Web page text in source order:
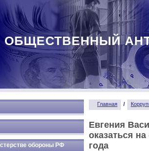
ОБЩЕСТВЕННЫЙ
обороны РФ
Главная /
Евгения
оказаться
года